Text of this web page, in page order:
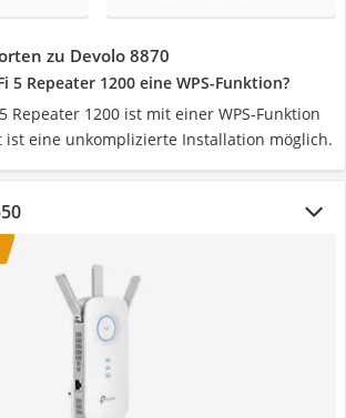
zu Devolo 8870
5 Repeater 1200 eine WPS-Funktion?
Repeater 1200 ist mit einer WPS-Funktion
ist eine unkomplizierte Installation möglich.